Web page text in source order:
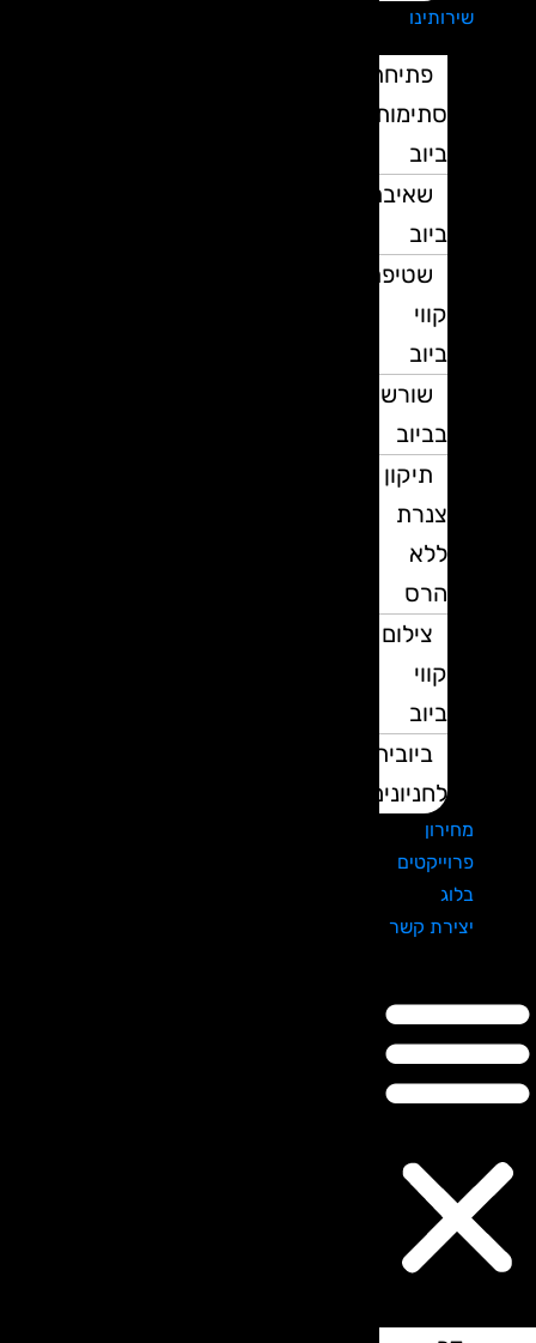
שירותינו
פתיחת
סתימות
ביוב
שאיבת
ביוב
שטיפת
קווי
ביוב
שורשים
בביוב
תיקון
צנרת
ללא
הרס
צילום
קווי
ביוב
ביובית
לחניונים
מחירון
פרוייקטים
בלוג
יצירת קשר